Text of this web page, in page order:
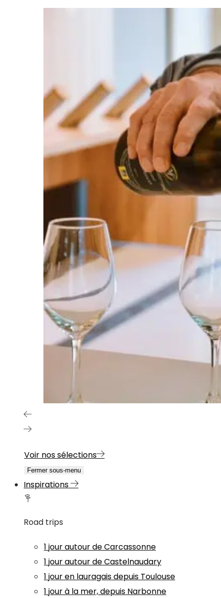
Voir nos sélections
Fermer sous-menu
Inspirations
Road trips
1 jour autour de Carcassonne
1 jour autour de Castelnaudary
1 jour en lauragais depuis Toulouse
1 jour à la mer, depuis Narbonne